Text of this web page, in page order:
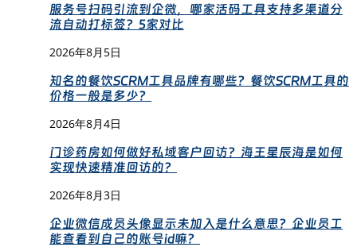
服务号扫码引流到企微，哪家活码工具支持多渠道分
流自动打标签？5家对比
2026年8月5日
知名的餐饮SCRM工具品牌有哪些？餐饮SCRM工具的
价格一般是多少？
2026年8月4日
门诊药房如何做好私域客户回访？海王星辰海是如何
实现快速精准回访的？
2026年8月3日
企业微信成员头像显示未加入是什么意思？企业员工
能查看到自己的账号id嘛？